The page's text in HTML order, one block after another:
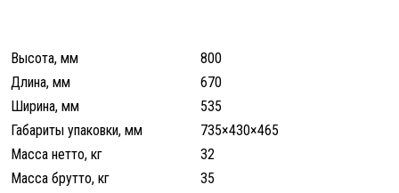
Высота, мм
800
Длина, мм
670
Ширина, мм
535
Габариты упаковки, мм
735×430×465
Масса нетто, кг
32
Масса брутто, кг
35